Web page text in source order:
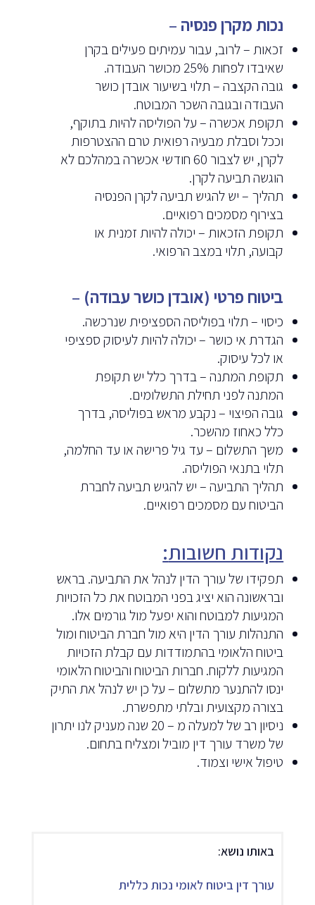
נכות מקרן פנסיה –
זכאות – לרוב, עבור עמיתים פעילים בקרן
שאיבדו לפחות 25% מכושר העבודה.
גובה הקצבה – תלוי בשיעור אובדן כושר
העבודה ובגובה השכר המבוטח.
תקופת אכשרה – על הפוליסה להיות בתוקף,
וככל וסבלת מבעיה רפואית טרם ההצטרפות
לקרן, יש לצבור 60 חודשי אכשרה במהלכם לא
הוגשה תביעה לקרן.
תהליך – יש להגיש תביעה לקרן הפנסיה
בצירוף מסמכים רפואיים.
תקופת הזכאות – יכולה להיות זמנית או
קבועה, תלוי במצב הרפואי.
ביטוח פרטי (אובדן כושר עבודה) –
כיסוי – תלוי בפוליסה הספציפית שנרכשה.
הגדרת אי כושר – יכולה להיות לעיסוק ספציפי
או לכל עיסוק.
תקופת המתנה – בדרך כלל יש תקופת
המתנה לפני תחילת התשלומים.
גובה הפיצוי – נקבע מראש בפוליסה, בדרך
כלל כאחוז מהשכר.
משך התשלום – עד גיל פרישה או עד החלמה,
תלוי בתנאי הפוליסה.
תהליך התביעה – יש להגיש תביעה לחברת
הביטוח עם מסמכים רפואיים.
נקודות חשובות:
תפקידו של עורך הדין לנהל את התביעה. בראש
ובראשונה הוא יציג בפני המבוטח את כל הזכויות
המגיעות למבוטח והוא יפעל מול גורמים אלו.
התנהלות עורך הדין היא מול חברת הביטוח ומול
ביטוח הלאומי בהתמודדות עם קבלת הזכויות
המגיעות ללקוח. חברות הביטוח והביטוח הלאומי
ינסו להתנער מתשלום – על כן יש לנהל את התיק
בצורה מקצועית ובלתי מתפשרת.
ניסיון רב של למעלה מ – 20 שנה מעניק לנו יתרון
של משרד עורך דין מוביל ומצליח בתחום.
טיפול אישי וצמוד.
באותו נושא:
עורך דין ביטוח לאומי נכות כללית